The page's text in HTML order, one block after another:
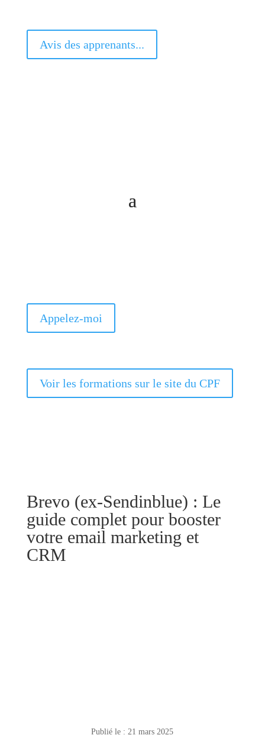
Avis des apprenants...
Appelez-moi
Voir les formations sur le site du CPF
Brevo (ex-Sendinblue) : Le
guide complet pour booster
votre email marketing et
CRM
Publié le : 21 mars 2025